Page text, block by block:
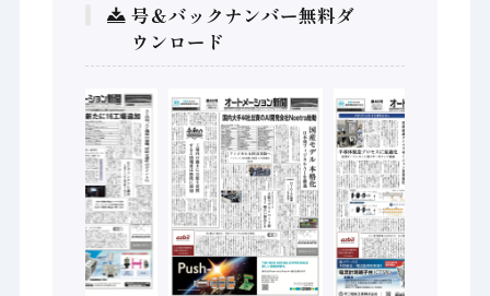
号＆バックナンバー無料ダ
ウンロード